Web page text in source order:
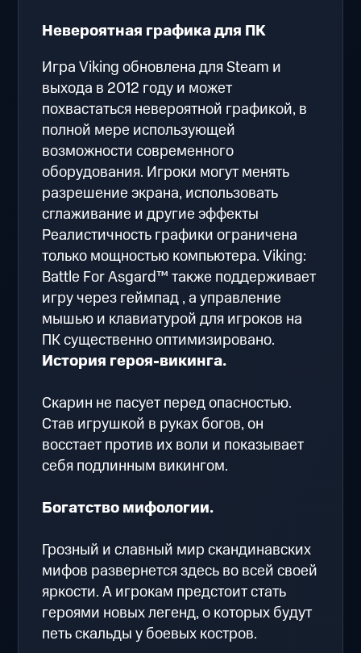
Невероятная графика для ПК
Игра Viking обновлена для Steam и
выхода в 2012 году и может
похвастаться невероятной графикой, в
полной мере использующей
возможности современного
оборудования. Игроки могут менять
разрешение экрана, использовать
сглаживание и другие эффекты
Реалистичность графики ограничена
только мощностью компьютера. Viking:
Battle For Asgard™ также поддерживает
игру через геймпад , а управление
мышью и клавиатурой для игроков на
ПК существенно оптимизировано.
История героя-викинга.
Скарин не пасует перед опасностью.
Став игрушкой в руках богов, он
восстает против их воли и показывает
себя подлинным викингом.
Богатство мифологии.
Грозный и славный мир скандинавских
мифов развернется здесь во всей своей
яркости. А игрокам предстоит стать
героями новых легенд, о которых будут
петь скальды у боевых костров.